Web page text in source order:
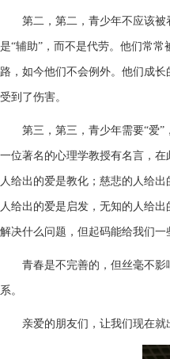
第二， 第二，青少年不应该被
是“辅助”，而不是代劳。他们常常
路，如今他们不会例外。他们成
受到了伤害。
第三， 第三，青少年需要“爱
一位著名的心理学教授有名言，
人给出的爱是教化；慈悲的人给
人给出的爱是启发，无知的人给
解决什么问题，但起码能给我们
青春是不完善的，但丝毫不
系。
亲爱的朋友们，让我们现在